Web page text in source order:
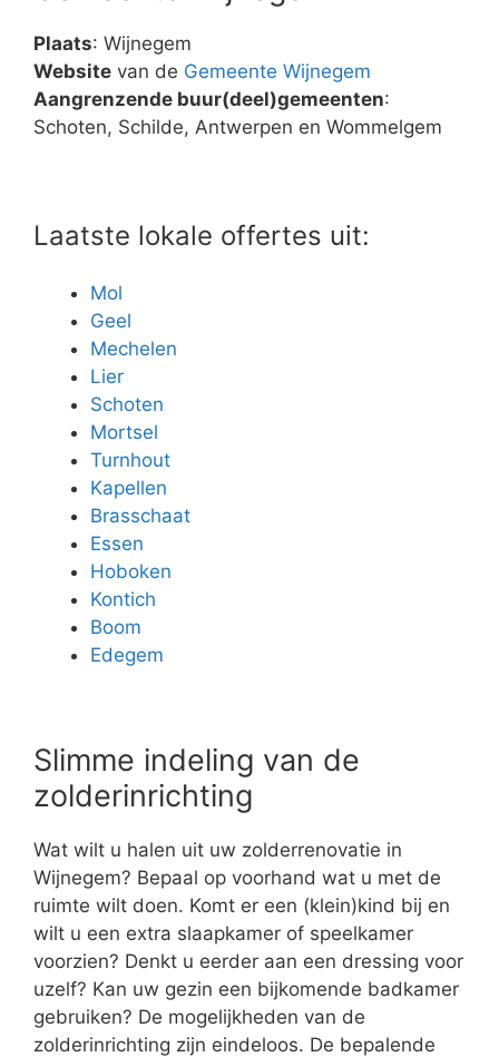
Plaats: Wijnegem
Website van de Gemeente Wijnegem
Aangrenzende buur(deel)gemeenten:
Schoten, Schilde, Antwerpen en Wommelgem
Laatste lokale offertes uit:
Mol
Geel
Mechelen
Lier
Schoten
Mortsel
Turnhout
Kapellen
Brasschaat
Essen
Hoboken
Kontich
Boom
Edegem
Slimme indeling van de
zolderinrichting
Wat wilt u halen uit uw zolderrenovatie in
Wijnegem? Bepaal op voorhand wat u met de
ruimte wilt doen. Komt er een (klein)kind bij en
wilt u een extra slaapkamer of speelkamer
voorzien? Denkt u eerder aan een dressing voor
uzelf? Kan uw gezin een bijkomende badkamer
gebruiken? De mogelijkheden van de
zolderinrichting zijn eindeloos. De bepalende